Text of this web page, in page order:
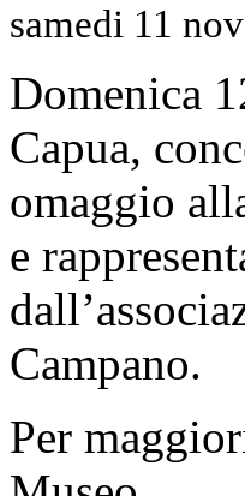
samedi 11
Domenica
Capua,
omaggio
e
Campano.
Per